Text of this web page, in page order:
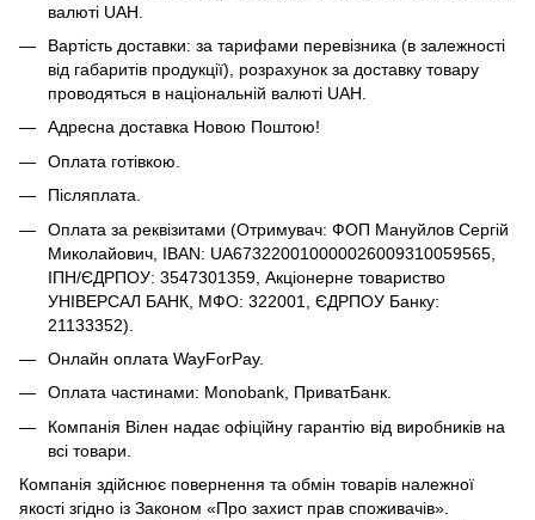
валюті UAH.
Вартість доставки: за тарифами перевізника (в залежності
від габаритів продукції), розрахунок за доставку товару
проводяться в національній валюті UAH.
Адресна доставка Новою Поштою!
Оплата готівкою.
Післяплата.
Оплата за реквізитами (Отримувач: ФОП Мануйлов Сергій
Миколайович, IBAN: UA673220010000026009310059565,
ІПН/ЄДРПОУ: 3547301359, Акціонерне товариство
УНІВЕРСАЛ БАНК, МФО: 322001, ЄДРПОУ Банку:
21133352).
Онлайн оплата WayForPay.
Оплата частинами: Monobank, ПриватБанк.
Компанія Вілен надає офіційну гарантію від виробників на
всі товари.
Компанія здійснює повернення та обмін товарів належної
якості згідно із Законом «Про захист прав споживачів»